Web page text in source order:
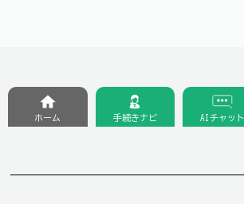
ホーム 手続きナビ AIチャット